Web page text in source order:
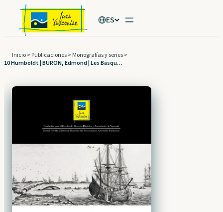
Saltar
contenido
ES
Inicio> Publicaciones> Monografías y series>
10 Humboldt | BURON, Edmond | Les Basques dans l’Atlantique